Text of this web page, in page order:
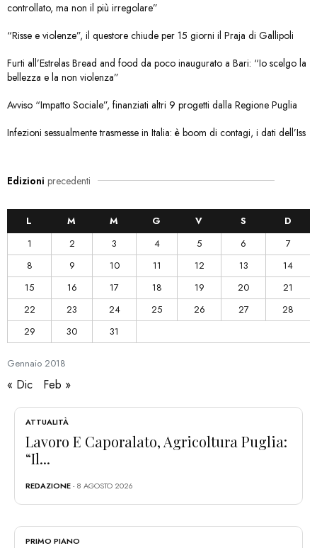
controllato, ma non il più irregolare”
“Risse e violenze”, il questore chiude per 15 giorni il Praja di Gallipoli
Furti all’Estrelas Bread and food da poco inaugurato a Bari: “Io scelgo la
bellezza e la non violenza”
Avviso “Impatto Sociale”, finanziati altri 9 progetti dalla Regione Puglia
Infezioni sessualmente trasmesse in Italia: è boom di contagi, i dati dell’Iss
Edizioni precedenti
Gennaio 2018
L M M G V S
D
1
2 3 4 5 6
7
8
9 10 11 12 13
14
15
16 17 18 19 20
21
22
23 24 25 26 27
28
29
30 31
« Dic Feb »
ATTUALITÀ
Lavoro E Caporalato, Agricoltura Puglia:
“Il...
REDAZIONE- 8 AGOSTO 2026
PRIMO PIANO